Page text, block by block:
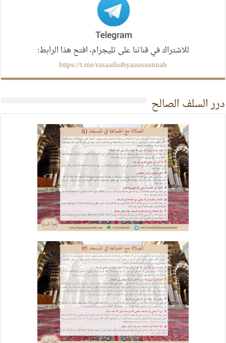
للاشتراك في قناتنا على تليجرام، افتح هذا الرابط:
https://t.me/rasaailuihyaaussunnah
درر السلف الصالح